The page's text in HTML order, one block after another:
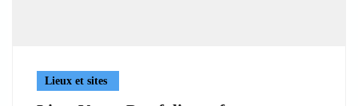
Lieux et sites